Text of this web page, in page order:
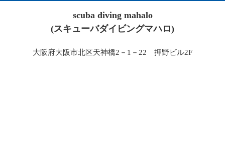
scuba diving mahalo
(スキューバダイビングマハロ)
大阪府大阪市北区天神橋2－1－22 押野ビル2F